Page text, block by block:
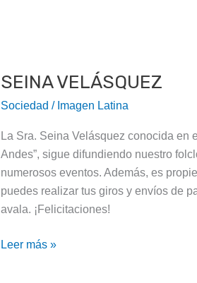
SEINA VELÁSQUEZ
Sociedad / Imagen Latina
La Sra. Seina Velásquez conocida en
Andes”, sigue difundiendo nuestro
numerosos eventos. Además, es
puedes realizar tus giros y envíos de
avala. ¡Felicitaciones!
Leer más »